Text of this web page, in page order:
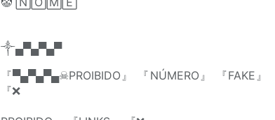
༒▄▀▄▀▄▀
『▀▄▀▄▀▄☠PROIBIDO』 『NÚMERO』 『FAKE』
『❌